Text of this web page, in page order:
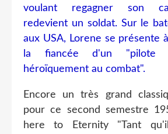
voulant regagner son
redevient un soldat. Sur le
aux USA, Lorene se présente
la fiancée d'un "pilote
héroïquement au combat".
Encore un très grand
pour ce second semestre
here to Eternity "Tant